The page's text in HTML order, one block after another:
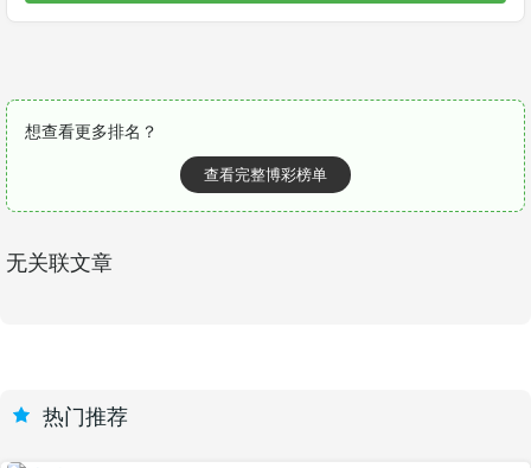
想查看更多排名？
查看完整博彩榜单
无关联文章
热门推荐